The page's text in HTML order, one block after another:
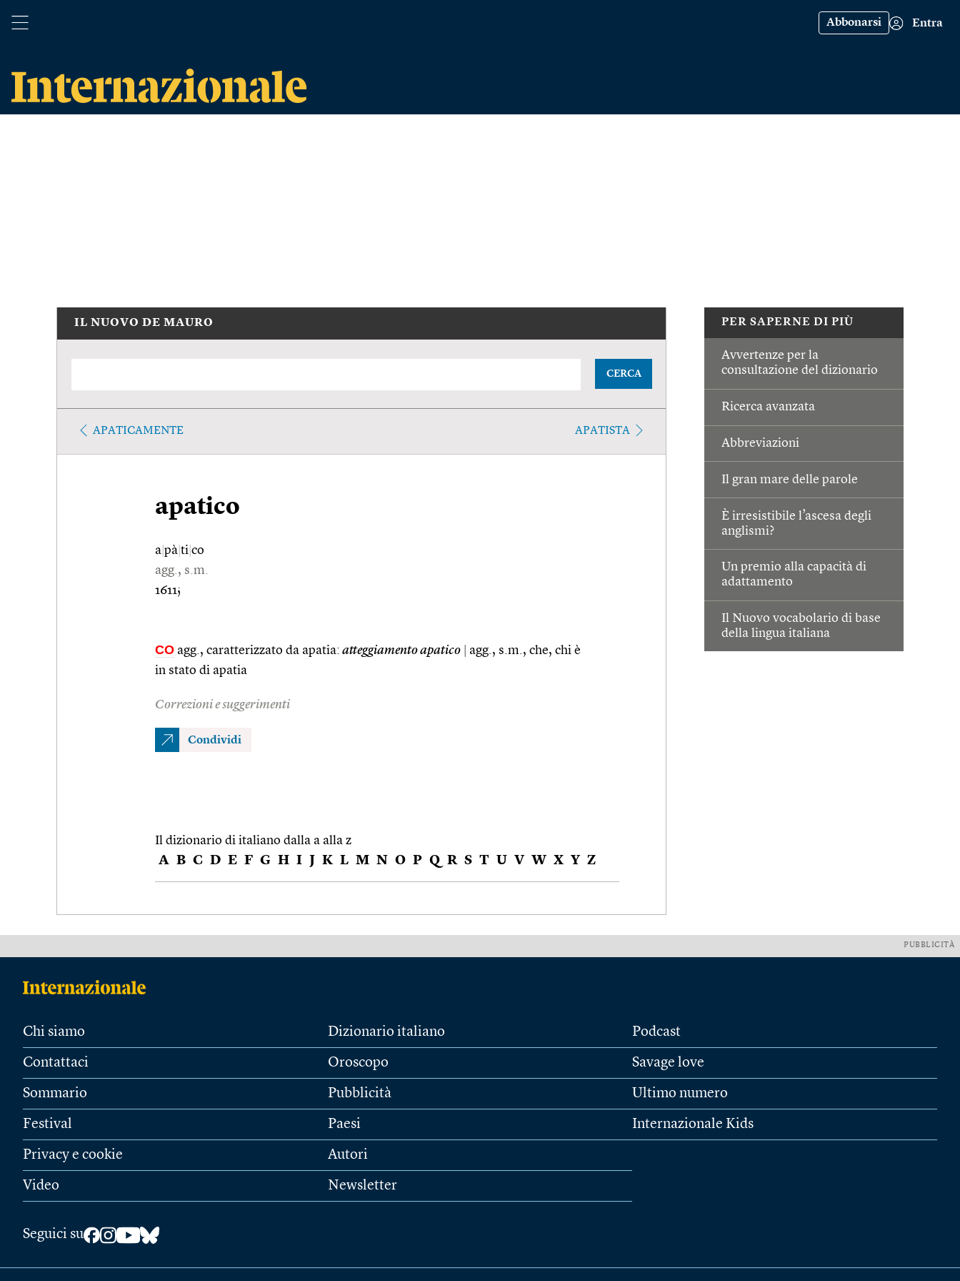
Abbonarsi Entra
PER SAPERNE DI PIÙ
Avvertenze per la
consultazione del dizionario
Ricerca avanzata
Abbreviazioni
Il gran mare delle parole
È irresistibile l’ascesa degli
anglismi?
Un premio alla capacità di
adattamento
Il Nuovo vocabolario di base
della lingua italiana
IL NUOVO DE MAURO
CERCA
APATICAMENTE APATISTA
apatico
a pà ti co
agg., s.m.
1611;
CO agg., caratterizzato da apatia: atteggiamento apatico
agg., s.m., che, chi è
in stato di apatia
Correzioni e suggerimenti
Condividi
Il dizionario di italiano dalla a alla z
A B C D E F G H I J K L M N O P Q R S T U V W X Y Z
PUBBLICITÀ
Chi siamo
Contattaci
Sommario
Festival
Privacy e cookie
Video
Dizionario italiano
Oroscopo
Pubblicità
Paesi
Autori
Newsletter
Podcast
Savage love
Ultimo numero
Internazionale Kids
Seguici su